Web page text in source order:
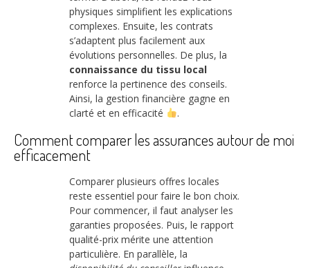
physiques simplifient les explications
complexes. Ensuite, les contrats
s’adaptent plus facilement aux
évolutions personnelles. De plus, la
connaissance du tissu local
renforce la pertinence des conseils.
Ainsi, la gestion financière gagne en
clarté et en efficacité
.
Comment comparer les assurances autour de moi
efficacement
Comparer plusieurs offres locales
reste essentiel pour faire le bon choix.
Pour commencer, il faut analyser les
garanties proposées. Puis, le rapport
qualité-prix mérite une attention
particulière. En parallèle, la